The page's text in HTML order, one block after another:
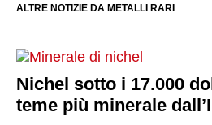
ALTRE NOTIZIE DA METALLI RARI
Nichel sotto i 17.000
teme più minerale